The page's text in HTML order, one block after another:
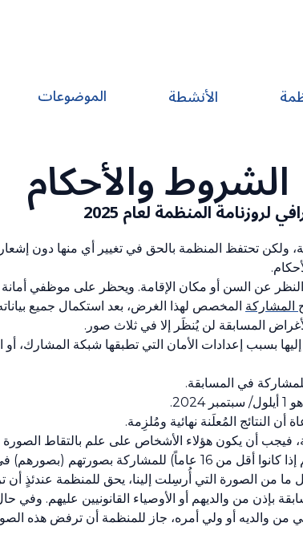
الأنشطة الموضوعات
الشروط والأحكام
المنظمة لعام 2025
ولكن تحتفظ المنظمة بالحق في تغيير أي منها دون
عن السن أو مكان الإقامة. ويحظر على موظفي
المشاركة المخصص لهذا الغرض، بعد استكمال جميع
المسابقة لن يُنظَر إلا في ثلاث صور.
بسبب إعدادات الأمان التي تطبقها شبكة المشارك، أو
في المسابقة.
فيجب أن يكون هؤلاء الأشخاص على علم بالتقاط
مَن تخصهم الصورة (أو من والديهم أو الأوصياء عليهم إذا كانوا أقل
ما من الصورة التي أُرسِلت إلينا، يحق للمنظمة عندئذٍ
بإذن من والديهم أو الأوصياء القانونيين عليهم.